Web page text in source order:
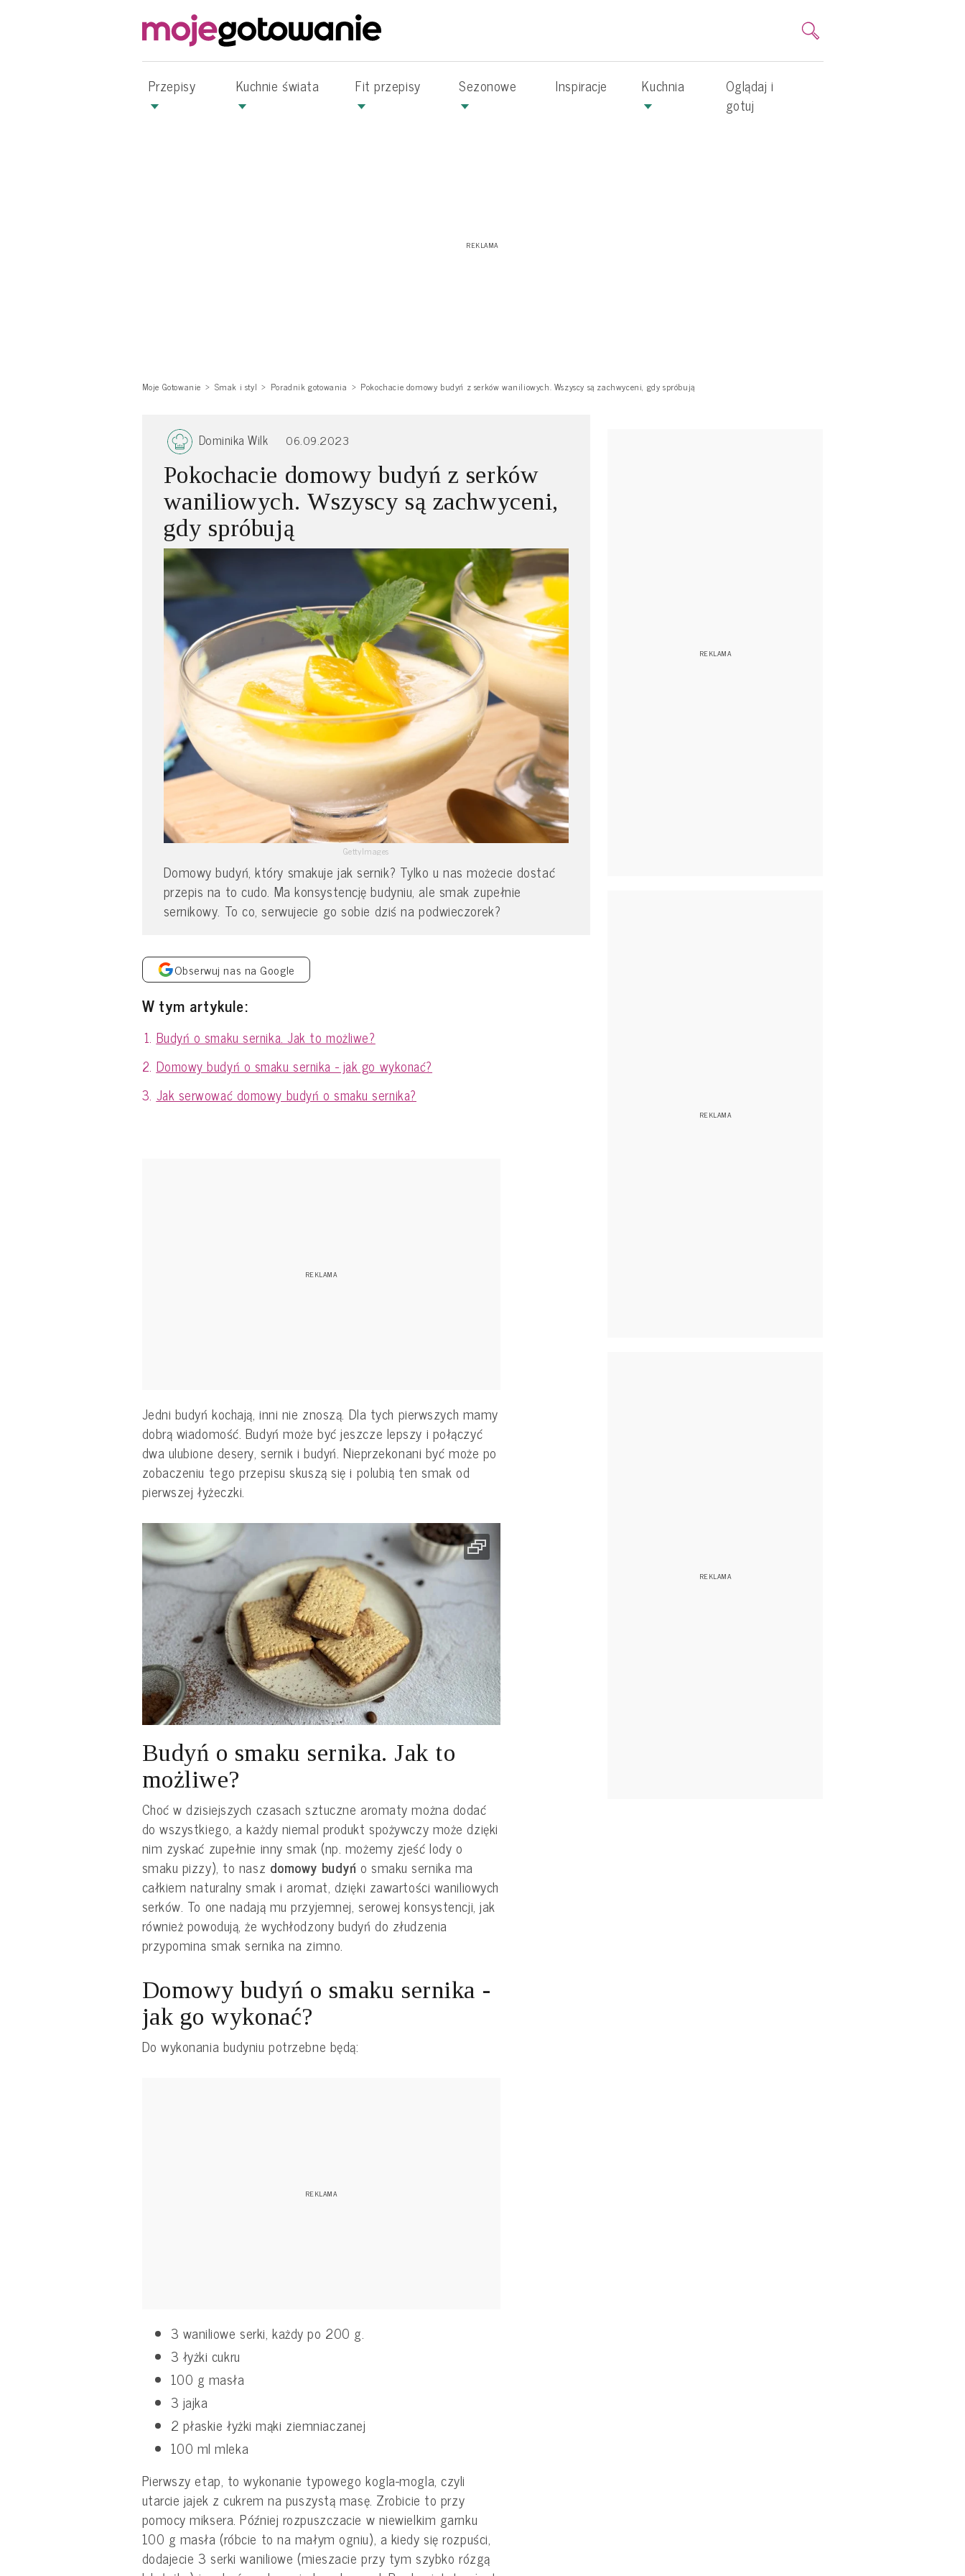
Przepisy Kuchnie świata Fit przepisy Sezonowe Inspiracje Kuchnia
Oglądaj i
gotuj
Moje Gotowanie Smak i styl Poradnik gotowania Pokochacie domowy budyń z serków waniliowych. Wszyscy są zachwyceni, gdy spróbują
Dominika Wilk 06.09.2023
Pokochacie domowy budyń z serków
waniliowych. Wszyscy są zachwyceni,
gdy spróbują
GettyImages
Domowy budyń, który smakuje jak sernik? Tylko u nas możecie dostać
przepis na to cudo. Ma konsystencję budyniu, ale smak zupełnie
sernikowy. To co, serwujecie go sobie dziś na podwieczorek?
Obserwuj nas na Google
W tym artykule:
Budyń o smaku sernika. Jak to możliwe?
Domowy budyń o smaku sernika - jak go wykonać?
Jak serwować domowy budyń o smaku sernika?
Jedni budyń kochają, inni nie znoszą. Dla tych pierwszych mamy
dobrą wiadomość. Budyń może być jeszcze lepszy i połączyć
dwa ulubione desery, sernik i budyń. Nieprzekonani być może po
zobaczeniu tego przepisu skuszą się i polubią ten smak od
pierwszej łyżeczki.
Budyń o smaku sernika. Jak to
możliwe?
Choć w dzisiejszych czasach sztuczne aromaty można dodać
do wszystkiego, a każdy niemal produkt spożywczy może dzięki
nim zyskać zupełnie inny smak (np. możemy zjeść lody o
smaku pizzy), to nasz domowy budyń o smaku sernika ma
całkiem naturalny smak i aromat, dzięki zawartości waniliowych
serków. To one nadają mu przyjemnej, serowej konsystencji, jak
również powodują, że wychłodzony budyń do złudzenia
przypomina smak sernika na zimno.
Domowy budyń o smaku sernika -
jak go wykonać?
Do wykonania budyniu potrzebne będą:
3 waniliowe serki, każdy po 200 g.
3 łyżki cukru
100 g masła
3 jajka
2 płaskie łyżki mąki ziemniaczanej
100 ml mleka
Pierwszy etap, to wykonanie typowego kogla-mogla, czyli
utarcie jajek z cukrem na puszystą masę. Zrobicie to przy
pomocy miksera. Później rozpuszczacie w niewielkim garnku
100 g masła (róbcie to na małym ogniu), a kiedy się rozpuści,
dodajecie 3 serki waniliowe (mieszacie przy tym szybko rózgą